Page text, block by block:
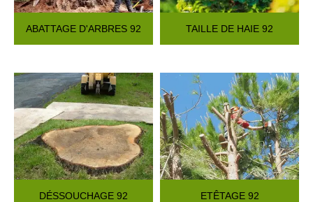
ABATTAGE D'ARBRES 92 TAILLE DE HAIE 92
DÉSSOUCHAGE 92 ETÊTAGE 92